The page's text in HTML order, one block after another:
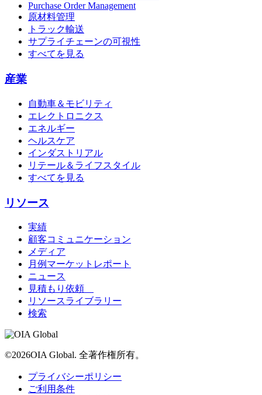
Purchase Order Management
原材料管理
トラック輸送
サプライチェーンの可視性
すべてを見る
産業
自動車＆モビリティ
エレクトロニクス
エネルギー
ヘルスケア
インダストリアル
リテール＆ライフスタイル
すべてを見る
リソース
実績
顧客コミュニケーション
メディア
月例マーケットレポート
ニュース
見積もり依頼
リソースライブラリー
検索
©2026OIA Global. 全著作権所有。
プライバシーポリシー
ご利用条件